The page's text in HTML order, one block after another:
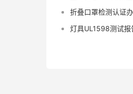
折叠口罩检测认证
灯具UL1598测试